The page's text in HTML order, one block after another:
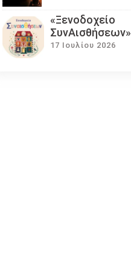
«Ξενοδοχείο
ΣυνΑισθήσεων»
17 Ιουλίου 2026